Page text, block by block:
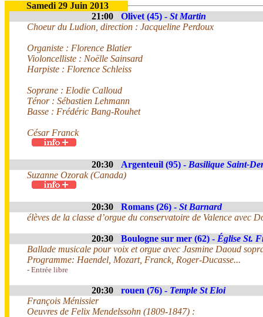
Samedi 29 Juin 2013
21:00
Olivet (45) - St Martin
Choeur du Ludion, direction : Jacqueline Perdoux
Organiste : Florence Blatier
Violoncelliste : Noëlle Sainsard
Harpiste : Florence Schleiss
Soprane : Elodie Calloud
Ténor : Sébastien Lehmann
Basse : Frédéric Bang-Rouhet
César Franck
20:30 Argenteuil (95) - Basilique Saint-
Suzanne Ozorak (Canada)
20:30 Romans (26) - St Barnard
élèves de la classe d’orgue du conservatoire de Valence avec
20:30 Boulogne sur mer (62) - Église St.
Ballade musicale pour voix et orgue avec Jasmine Daoud
Programme: Haendel, Mozart, Franck, Roger-Ducasse...
- Entrée libre
20:30 rouen (76) - Temple St Eloi
François Ménissier
Oeuvres de Felix Mendelssohn (1809-1847) :